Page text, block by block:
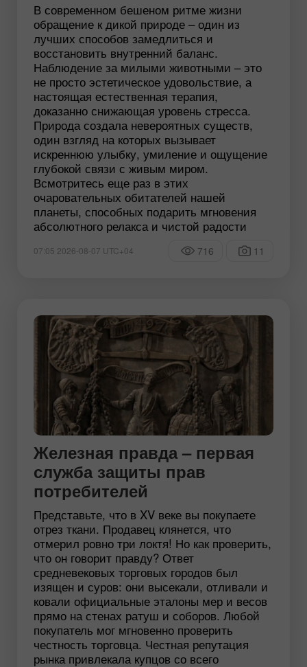
В современном бешеном ритме жизни
обращение к дикой природе – один из
лучших способов замедлиться и
восстановить внутренний баланс.
Наблюдение за милыми животными – это
не просто эстетическое удовольствие, а
настоящая естественная терапия,
доказанно снижающая уровень стресса.
Природа создала невероятных существ,
один взгляд на которых вызывает
искреннюю улыбку, умиление и ощущение
глубокой связи с живым миром.
Всмотритесь еще раз в этих
очаровательных обитателей нашей
планеты, способных подарить мгновения
абсолютного релакса и чистой радости
07:05 2026-08-07 UTC+04 716 11
Железная правда – первая
служба защиты прав
потребителей
Представьте, что в XV веке вы покупаете
отрез ткани. Продавец клянется, что
отмерил ровно три локтя! Но как проверить,
что он говорит правду? Ответ
средневековых торговых городов был
изящен и суров: они высекали, отливали и
ковали официальные эталоны мер и весов
прямо на стенах ратуш и соборов. Любой
покупатель мог мгновенно проверить
честность торговца. Честная репутация
рынка привлекала купцов со всего